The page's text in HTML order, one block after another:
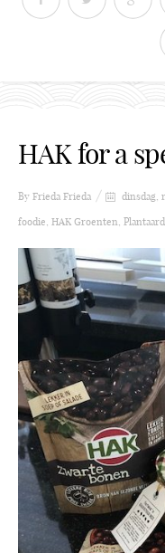
HAK for a
By Frieda Frieda dinsdag,
foodie, HAK Groenten,